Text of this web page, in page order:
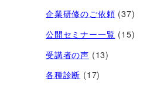
企業研修のご依頼 (37)
公開セミナー一覧 (15)
受講者の声 (13)
各種診断 (17)